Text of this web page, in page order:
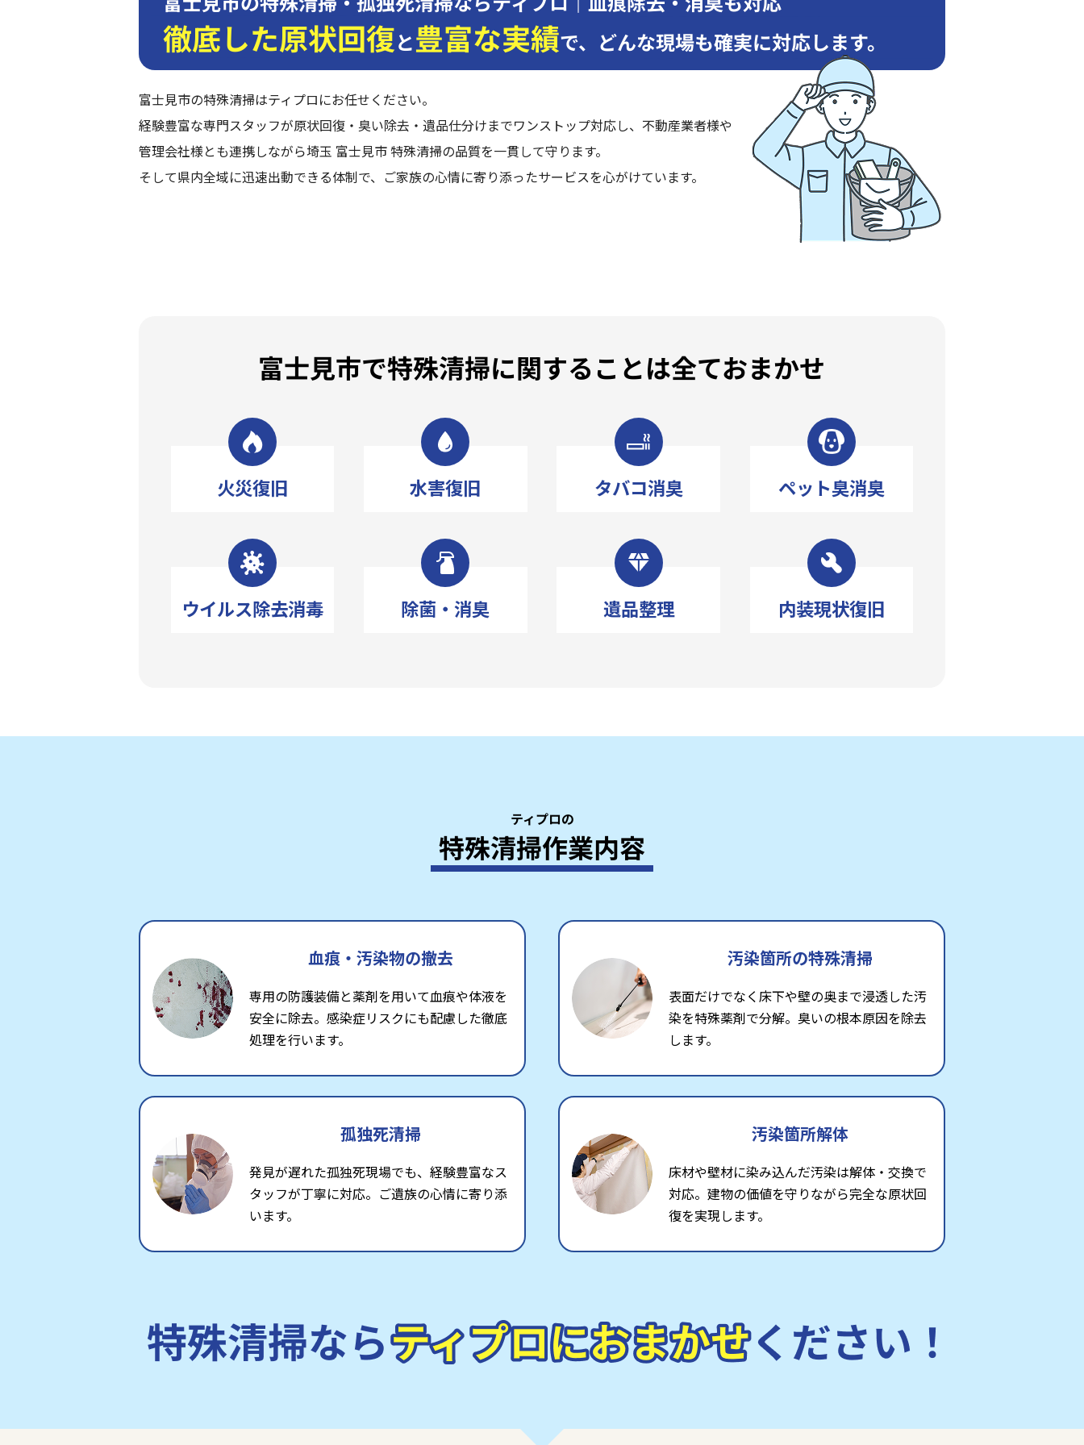
徹底した原状回復と豊富な実績で、 どんな現場も確実に対応します。
富士見市の特殊清掃はティプロにお任せください。
経験豊富な専門スタッフが原状回復・臭い除去・遺品仕分けまでワンストップ対応し、不動産業者様や
管理会社様とも連携しながら埼玉 富士見市 特殊清掃の品質を一貫して守ります。
そして県内全域に迅速出動できる体制で、ご家族の心情に寄り添ったサービスを心がけています。
富士見市で特殊清掃に関することは全ておまかせ
火災復旧 水害復旧 タバコ消臭 ペット臭消臭
ウイルス除去消毒 除菌・消臭 遺品整理 内装現状復旧
ティプロの
特殊清掃作業内容
血痕・汚染物の撤去
専用の防護装備と薬剤を用いて血痕や体液を
安全に除去。感染症リスクにも配慮した徹底
処理を行います。
汚染箇所の特殊清掃
表面だけでなく床下や壁の奥まで浸透した汚
染を特殊薬剤で分解。臭いの根本原因を除去
します。
孤独死清掃
発見が遅れた孤独死現場でも、経験豊富なス
タッフが丁寧に対応。ご遺族の心情に寄り添
います。
汚染箇所解体
床材や壁材に染み込んだ汚染は解体・交換で
対応。建物の価値を守りながら完全な原状回
復を実現します。